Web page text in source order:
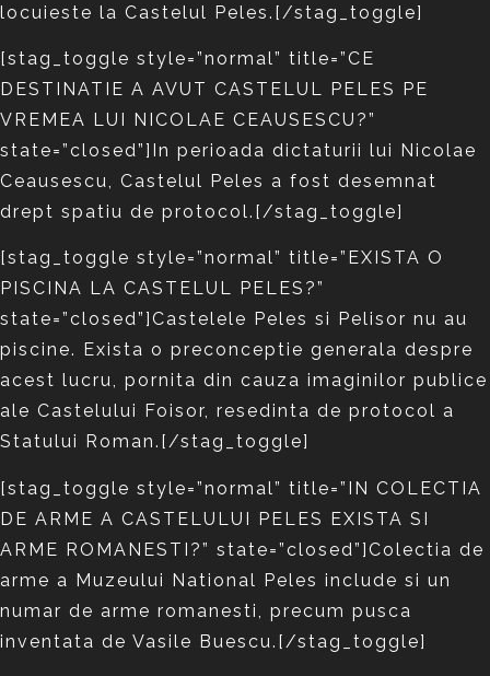
locuieste la Castelul Peles.[/stag_toggle]
[stag_toggle style=”normal” title=”CE
DESTINATIE A AVUT CASTELUL PELES PE
VREMEA LUI NICOLAE CEAUSESCU?”
state=”closed”]In perioada dictaturii lui Nicolae
Ceausescu, Castelul Peles a fost desemnat
drept spatiu de protocol.[/stag_toggle]
[stag_toggle style=”normal” title=”EXISTA O
PISCINA LA CASTELUL PELES?”
state=”closed”]Castelele Peles si Pelisor nu au
piscine. Exista o preconceptie generala despre
acest lucru, pornita din cauza imaginilor publice
ale Castelului Foisor, resedinta de protocol a
Statului Roman.[/stag_toggle]
[stag_toggle style=”normal” title=”IN COLECTIA
DE ARME A CASTELULUI PELES EXISTA SI
ARME ROMANESTI?” state=”closed”]Colectia de
arme a Muzeului National Peles include si un
numar de arme romanesti, precum pusca
inventata de Vasile Buescu.[/stag_toggle]